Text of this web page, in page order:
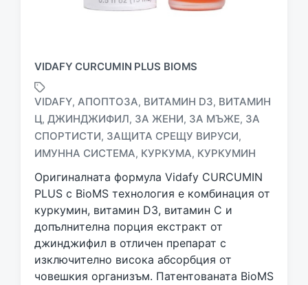
VIDAFY CURCUMIN PLUS BIOMS
a
g
g
d
w
i
t
h
VIDAFY, АПОПТОЗА, ВИТАМИН D3, ВИТАМИН
Ц, ДЖИНДЖИФИЛ, ЗА ЖЕНИ, ЗА МЪЖЕ, ЗА
СПОРТИСТИ, ЗАЩИТА СРЕЩУ ВИРУСИ,
ИМУННА СИСТЕМА, КУРКУМА, КУРКУМИН
Оригиналната формула Vidafy CURCUMIN
PLUS с BioMS технология е комбинация от
куркумин, витамин D3, витамин C и
допълнителна порция екстракт от
джинджифил в отличен препарат с
изключително висока абсорбция от
човешкия организъм. Патентованата BioMS